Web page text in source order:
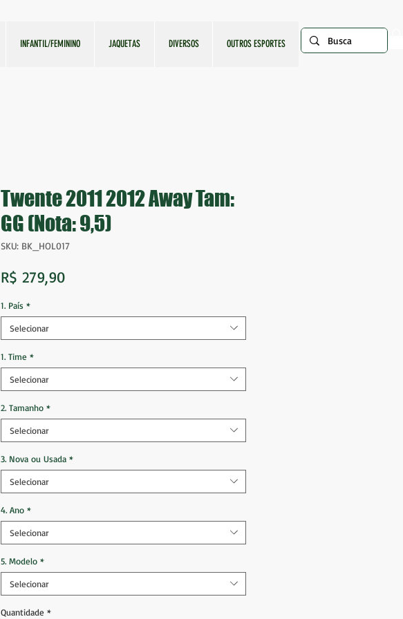
INFANTIL/FEMININO JAQUETAS DIVERSOS OUTROS ESPORTES
Twente 2011 2012 Away Tam:
GG (Nota: 9,5)
SKU: BK_HOL017
R$ 279,90Preço
1. País *
Selecionar
1. Time *
Selecionar
2. Tamanho *
Selecionar
3. Nova ou Usada *
Selecionar
4. Ano *
Selecionar
5. Modelo *
Selecionar
Quantidade *